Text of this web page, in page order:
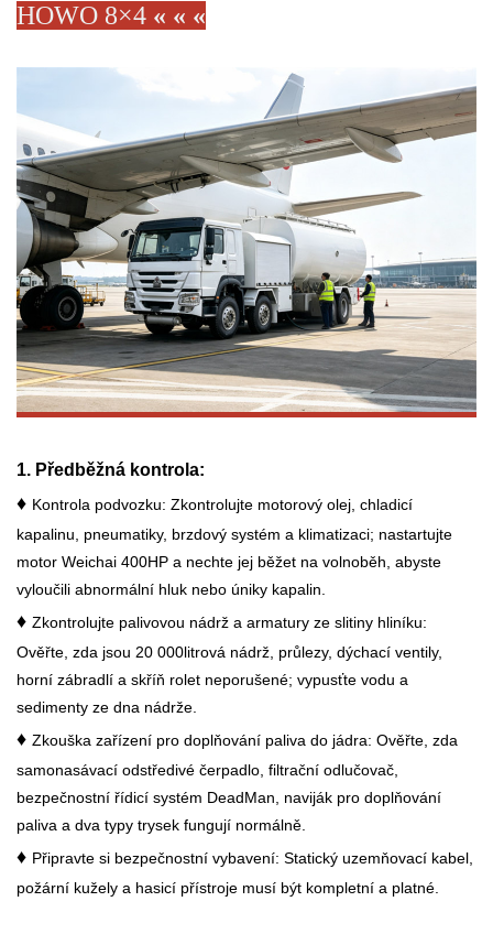
HOWO 8×4 « « «
1. Předběžná kontrola:
♦ Kontrola podvozku: Zkontrolujte motorový olej, chladicí
kapalinu, pneumatiky, brzdový systém a klimatizaci; nastartujte
motor Weichai 400HP a nechte jej běžet na volnoběh, abyste
vyloučili abnormální hluk nebo úniky kapalin.
♦ Zkontrolujte palivovou nádrž a armatury ze slitiny hliníku:
Ověřte, zda jsou 20 000litrová nádrž, průlezy, dýchací ventily,
horní zábradlí a skříň rolet neporušené; vypusťte vodu a
sedimenty ze dna nádrže.
♦ Zkouška zařízení pro doplňování paliva do jádra: Ověřte, zda
samonasávací odstředivé čerpadlo, filtrační odlučovač,
bezpečnostní řídicí systém DeadMan, naviják pro doplňování
paliva a dva typy trysek fungují normálně.
♦ Připravte si bezpečnostní vybavení: Statický uzemňovací kabel,
požární kužely a hasicí přístroje musí být kompletní a platné.